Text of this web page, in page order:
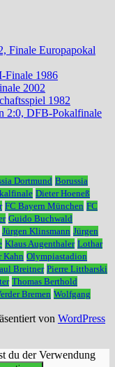
Finale Europapokal
Finale 1986
2002
1982
2:0, DFB-Pokalfinale
Dortmund Borussia
Dieter Hoeneß
FC Bayern München FC
Guido Buchwald
Jürgen Klinsmann Jürgen
Klaus Augenthaler Lothar
Kahn Olympiastadion
Breitner Pierre Littbarski
Thomas Berthold
Bremen Wolfgang
von WordPress
du der Verwendung